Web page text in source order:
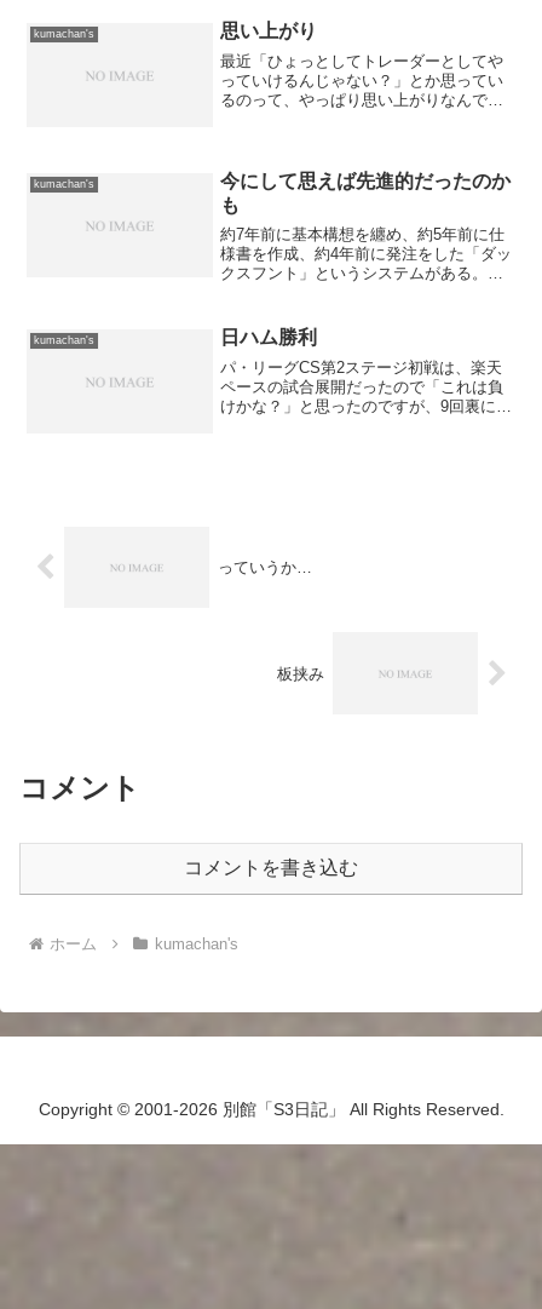
変...
kumachan's 思い上がり
最近「ひょっとしてトレーダーとしてや
っていけるんじゃない？」とか思ってい
るのって、やっぱり思い上がりなんでし
ゃうんですよ。 そう考...
kumachan's
今にして思えば先進的だったのか
も
約7年前に基本構想を纏め、約5年前に仕
様書を作成、約4年前に発注をした「ダッ
クスフント」というシステムがある。
開発会社が破綻した事もあって、おそら
く完成することなく終...
kumachan's 日ハム勝利
パ・リーグCS第2ステージ初戦は、楽天
ペースの試合展開だったので「これは負
けかな？」と思ったのですが、9回裏に満
っていうか…
板挟み
コメント
コメントを書き込む
ホーム kumachan's
Copyright © 2001-2026 別館「S3日記」 All Rights Reserved.